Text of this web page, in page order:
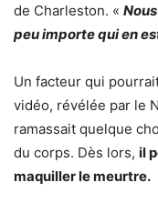
de Charleston. «
peu importe qui en
Un facteur qui
vidéo, révélée par le
ramassait quelque
du corps. Dès lors, il
maquiller le meurtre.